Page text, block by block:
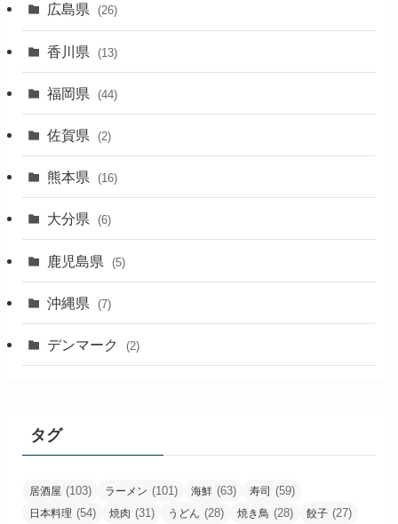
広島県 (26)
香川県 (13)
福岡県 (44)
佐賀県 (2)
熊本県 (16)
大分県 (6)
鹿児島県 (5)
沖縄県 (7)
デンマーク (2)
タグ
居酒屋 (103) ラーメン (101) 海鮮 (63) 寿司 (59)
日本料理 (54) 焼肉 (31) うどん (28) 焼き鳥 (28) 餃子 (27)